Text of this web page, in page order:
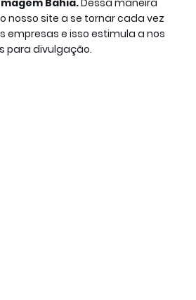
Bahia.Dessa maneira
nosso site a se tornar cada vez
empresas e isso estimula a nos
para divulgação.